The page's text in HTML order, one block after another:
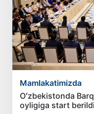
Mamlakatimizda
Oʻzbekistonda
oyligiga start berildi